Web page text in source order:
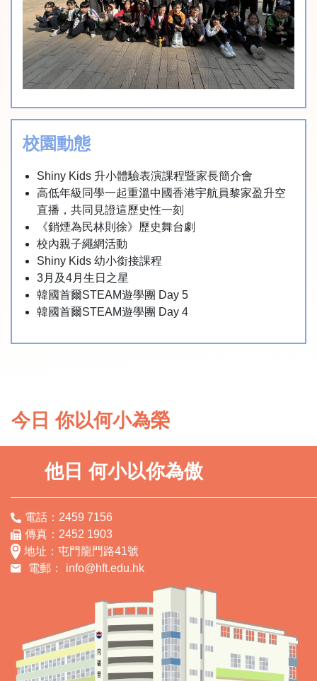
校園動態
Shiny Kids 升小體驗表演課程暨家長簡介會
高低年級同學一起重溫中國香港宇航員黎家盈升空
直播，共同見證這歷史性一刻
《銷煙為民林則徐》歷史舞台劇
校內親子繩網活動
Shiny Kids 幼小銜接課程
3月及4月生日之星
韓國首爾STEAM遊學團 Day 5
韓國首爾STEAM遊學團 Day 4
今日 你以何小為榮
他日 何小以你為傲
電話：2459 7156
傳真：2452 1903
地址：屯門龍門路41號
電郵：
info@hft.edu.hk